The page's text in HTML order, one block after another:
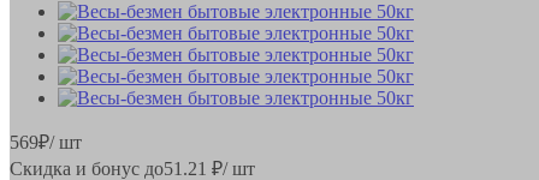
569₽/ шт
Скидка и бонус до51.21 ₽/ шт